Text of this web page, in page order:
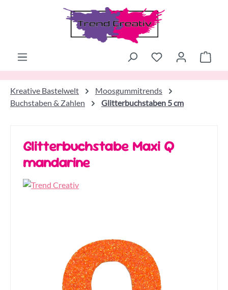
Zum Hauptinhalt springen
Kreative Bastelwelt
Moosgummitrends
Buchstaben & Zahlen
Glitterbuchstaben 5 cm
Glitterbuchstabe Maxi Q
mandarine
Bildergalerie überspringen